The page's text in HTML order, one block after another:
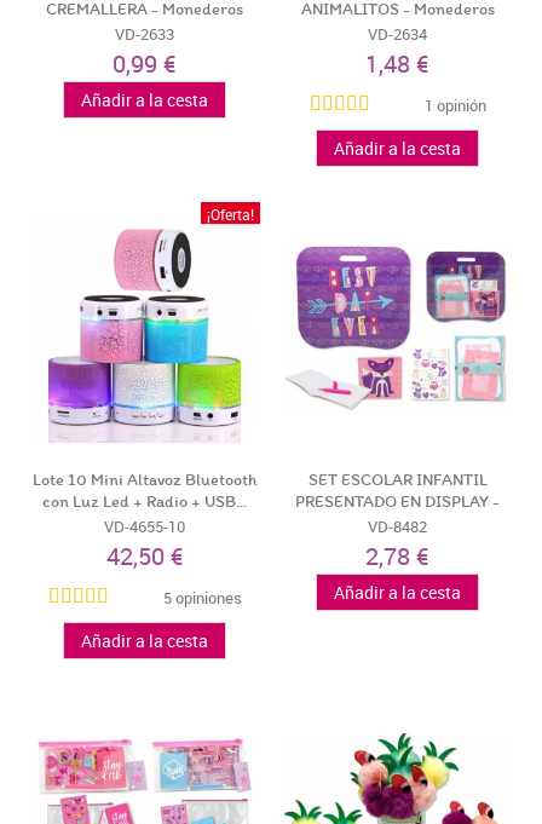
CREMALLERA - Monederos
Regalos...
VD-2633
0,99 €
Añadir a la cesta
ANIMALITOS - Monederos
Infantiles...
VD-2634
1,48 €
1 opinión
Añadir a la cesta
¡Oferta!
Lote 10 Mini Altavoz Bluetooth
con Luz Led + Radio + USB...
VD-4655-10
42,50 €
5 opiniones
Añadir a la cesta
SET ESCOLAR INFANTIL
PRESENTADO EN DISPLAY -
Regalos...
VD-8482
2,78 €
Añadir a la cesta